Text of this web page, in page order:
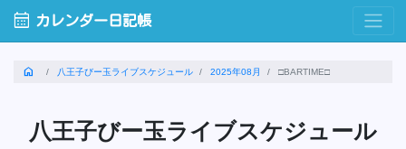
calendar_month カレンダー日記帳
home 八王子びー玉ライブスケジュール 2025年08月 □BARTIME□
八王子びー玉ライブスケジュール